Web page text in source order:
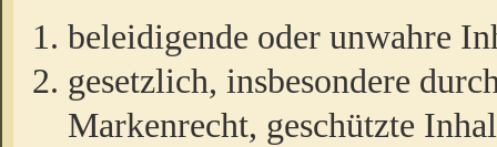
beleidigende oder unwahre
gesetzlich, insbesondere
Markenrecht, geschützte